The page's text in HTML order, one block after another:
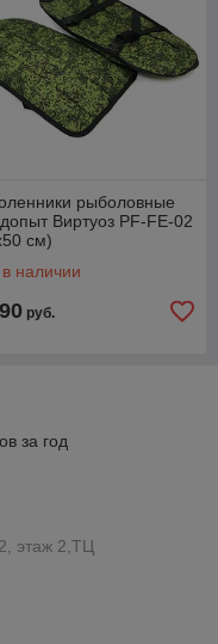
рыболовные
Виртуоз PF-FE-02
см)
наличии
руб.
за год
этаж 2,ТЦ